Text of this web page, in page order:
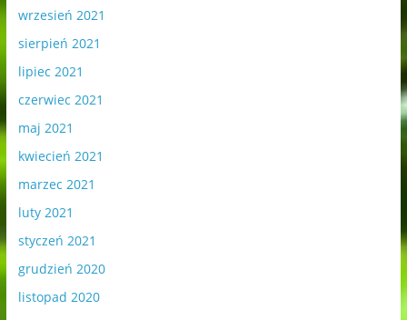
wrzesień 2021
sierpień 2021
lipiec 2021
czerwiec 2021
maj 2021
kwiecień 2021
marzec 2021
luty 2021
styczeń 2021
grudzień 2020
listopad 2020